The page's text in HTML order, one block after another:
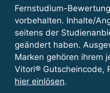
Fernstudium-
vorbehalten. Inhalte/
seitens der
geändert haben.
Marken gehören ihrem
Vitori® Gutscheincode,
hier einlösen.